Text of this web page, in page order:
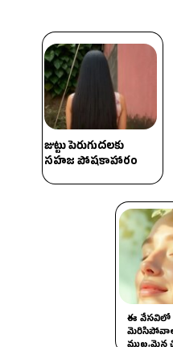
జుట్టు పెరుగుదలకు
సహజ పోషకాహారం
ఈ వేసవిలో